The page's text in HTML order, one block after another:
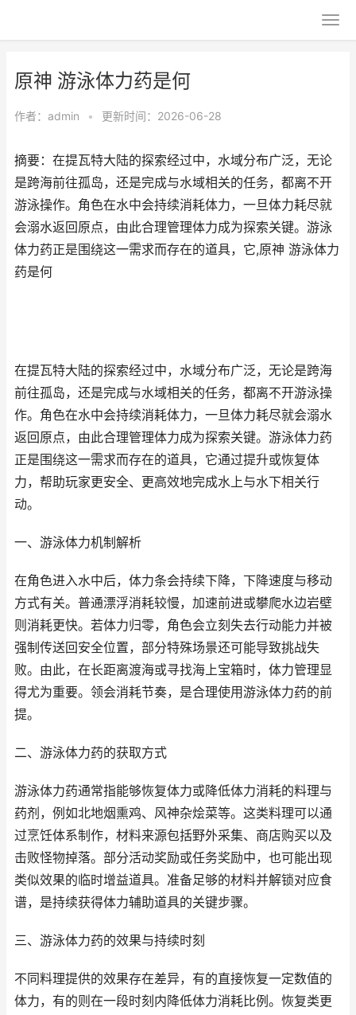
原神 游泳体力药是何
作者： admin • 更新时间：2026-06-28
摘要：在提瓦特大陆的探索经过中，水域分布广泛，无论
是跨海前往孤岛，还是完成与水域相关的任务，都离不开
游泳操作。角色在水中会持续消耗体力，一旦体力耗尽就
会溺水返回原点，由此合理管理体力成为探索关键。游泳
体力药正是围绕这一需求而存在的道具，它,原神 游泳体力
药是何
在提瓦特大陆的探索经过中，水域分布广泛，无论是跨海
前往孤岛，还是完成与水域相关的任务，都离不开游泳操
作。角色在水中会持续消耗体力，一旦体力耗尽就会溺水
返回原点，由此合理管理体力成为探索关键。游泳体力药
正是围绕这一需求而存在的道具，它通过提升或恢复体
力，帮助玩家更安全、更高效地完成水上与水下相关行
动。
一、游泳体力机制解析
在角色进入水中后，体力条会持续下降，下降速度与移动
方式有关。普通漂浮消耗较慢，加速前进或攀爬水边岩壁
则消耗更快。若体力归零，角色会立刻失去行动能力并被
强制传送回安全位置，部分特殊场景还可能导致挑战失
败。由此，在长距离渡海或寻找海上宝箱时，体力管理显
得尤为重要。领会消耗节奏，是合理使用游泳体力药的前
提。
二、游泳体力药的获取方式
游泳体力药通常指能够恢复体力或降低体力消耗的料理与
药剂，例如北地烟熏鸡、风神杂烩菜等。这类料理可以通
过烹饪体系制作，材料来源包括野外采集、商店购买以及
击败怪物掉落。部分活动奖励或任务奖励中，也可能出现
类似效果的临时增益道具。准备足够的材料并解锁对应食
谱，是持续获得体力辅助道具的关键步骤。
三、游泳体力药的效果与持续时刻
不同料理提供的效果存在差异，有的直接恢复一定数值的
体力，有的则在一段时刻内降低体力消耗比例。恢复类更